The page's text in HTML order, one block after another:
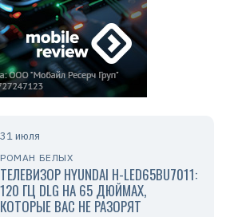
31 июля
РОМАН БЕЛЫХ
ТЕЛЕВИЗОР HYUNDAI H-LED65BU7011:
120 ГЦ DLG НА 65 ДЮЙМАХ,
КОТОРЫЕ ВАС НЕ РАЗОРЯТ